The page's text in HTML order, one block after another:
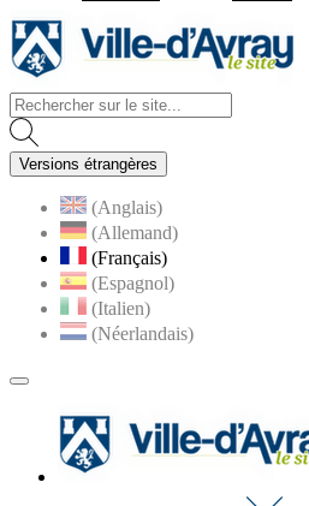
Versions étrangères
(Anglais)
(Allemand)
(Français)
(Espagnol)
(Italien)
(Néerlandais)
MENU